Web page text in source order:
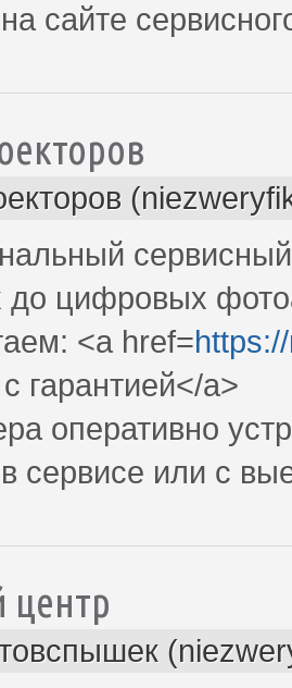
сайте
до цифровых
<a href=
гарантией</a>
оперативно
в сервисе или с
центр